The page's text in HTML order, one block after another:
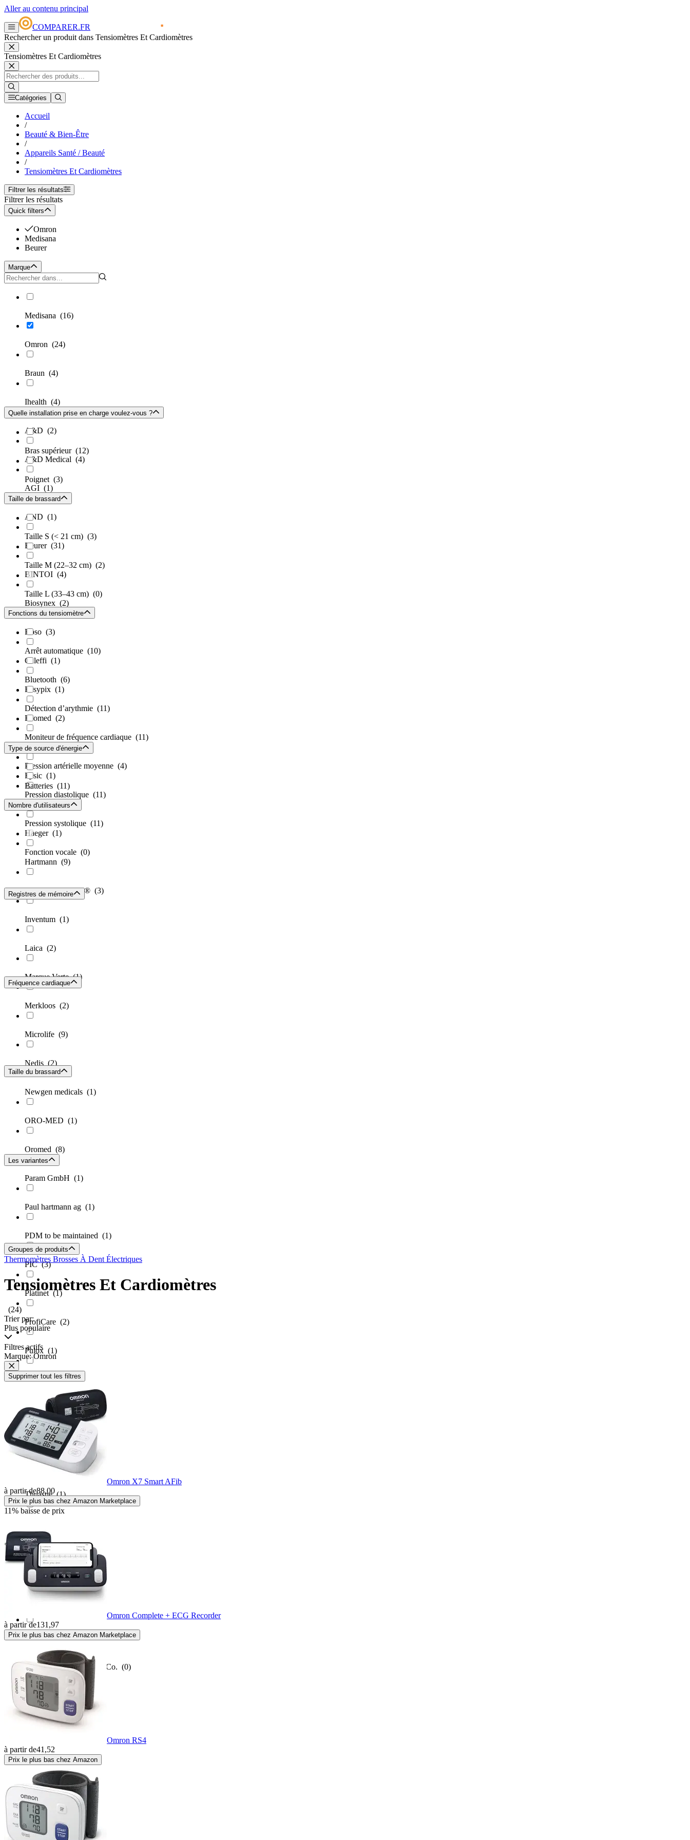
Aller au contenu principal
COMPARER.FR
Rechercher un produit dans Tensiomètres Et Cardiomètres
Tensiomètres Et Cardiomètres
Catégories
Accueil
/
Beauté & Bien-Être
/
Appareils Santé / Beauté
/
Tensiomètres Et Cardiomètres
Filtrer les résultats
Filtrer les résultats
Quick filters
Omron
Medisana
Beurer
Marque
Medisana (16)
Omron (24)
Braun (4)
Ihealth (4)
A&D (2)
A&D Medical (4)
AGI (1)
AND (1)
Beurer (31)
BINTOI (4)
Biosynex (2)
Boso (3)
Caleffi (1)
Easypix (1)
Ecomed (2)
Esperanza(4)
Fysic (1)
Garmin(1)
Haeger (1)
Hartmann (9)
Hartmann Veroval® (3)
Inventum (1)
Laica (2)
Marque Verte(1)
Merkloos (2)
Microlife (9)
Nedis (2)
Newgen medicals (1)
ORO-MED (1)
Oromed (8)
Param GmbH (1)
Paul hartmann ag (1)
PDM to be maintained (1)
PIC(3)
Platinet(1)
ProfiCare (2)
Pulox (1)
Rossmax(1)
Sanitas (5)
Scala(7)
Sencor(1)
Thuasne(1)
Trisa(1)
TrueLife(2)
Yealink(1)
Bosch + Sohn GmbH & Co. (0)
Quelle installation prise en charge voulez-vous ?
Bras supérieur (12)
Poignet (3)
Taille de brassard
Taille S (< 21 cm) (3)
Taille M (22–32 cm) (2)
Taille L (33–43 cm) (0)
Fonctions du tensiomètre
Arrêt automatique (10)
Bluetooth (6)
Détection d’arythmie (11)
Moniteur de fréquence cardiaque (11)
Pression artérielle moyenne (4)
Pression diastolique (11)
Pression systolique (11)
Fonction vocale (0)
Type de source d'énergie
Batteries (11)
Nombre d'utilisateurs
Registres de mémoire
Fréquence cardiaque
Taille du brassard
Les variantes
Groupes de produits
Thermomètres Brosses À Dent Électriques
Tensiomètres Et Cardiomètres
(24)
Trier par:
Plus populaire
Filtres actifs
Marque: Omron
Supprimer tout les filtres
Omron X7 Smart AFib
à partir de88,00
Prix le plus bas chez Amazon Marketplace
11% baisse de prix
Omron Complete + ECG Recorder
à partir de131,97
Prix le plus bas chez Amazon Marketplace
Omron RS4
à partir de41,52
Prix le plus bas chez Amazon